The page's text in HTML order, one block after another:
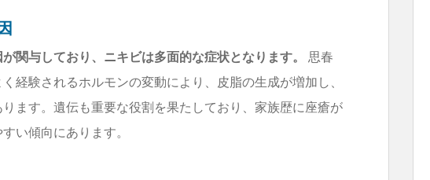
関与しており、ニキビは多面的な症状となります。
思春
経験されるホルモンの変動により、皮脂の生成が増加し、
ます。遺伝も重要な役割を果たしており、家族歴に座瘡が
い傾向にあります。